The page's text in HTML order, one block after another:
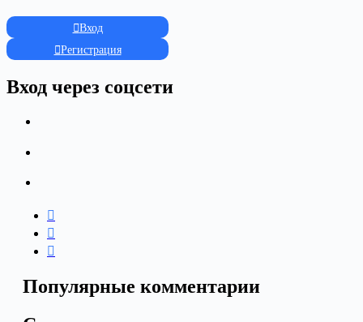
Вход
Регистрация
Вход через соцсети
Популярные комментарии